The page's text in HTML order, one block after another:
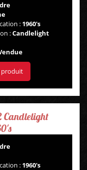
: 1960's
:Candlelight
produit
Candlelight
: 1960's